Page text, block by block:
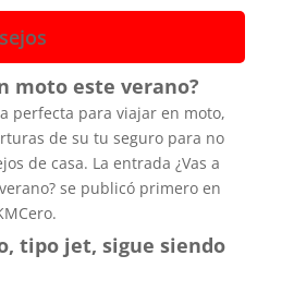
moto este verano?
perfecta para viajar en moto,
de su tu seguro para no
de casa. La entrada ¿Vas a
se publicó primero en
tipo jet, sigue siendo